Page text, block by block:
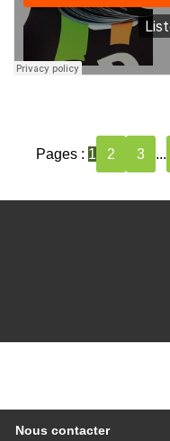
Pages : 1 2 3 ...
Nous contacter